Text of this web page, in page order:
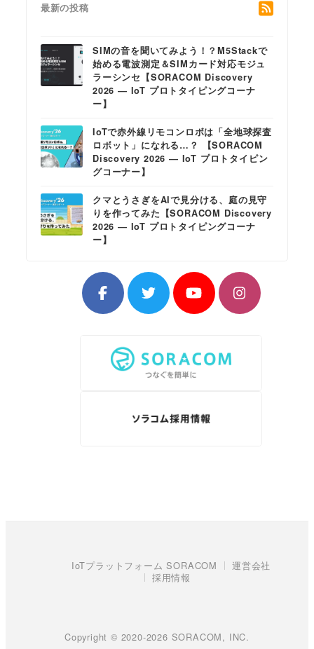
最新の投稿
SIMの音を聞いてみよう！？M5Stackで
始める電波測定＆SIMカード対応モジュ
ラーシンセ【SORACOM Discovery
2026 ― IoT プロトタイピングコーナ
ー】
IoTで赤外線リモコンロボは「全地球探査
ロボット」になれる…？ 【SORACOM
Discovery 2026 ― IoT プロトタイピン
グコーナー】
クマとうさぎをAIで見分ける、庭の見守
りを作ってみた【SORACOM Discovery
2026 ― IoT プロトタイピングコーナ
ー】
IoTプラットフォーム SORACOM
運営会社
採用情報
Copyright © 2020-2026 SORACOM, INC.